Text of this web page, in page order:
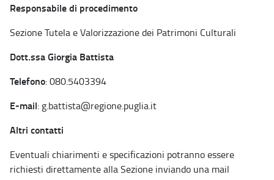
Responsabile di procedimento
Sezione Tutela e Valorizzazione dei Patrimoni Culturali
Dott.ssa Giorgia Battista
Telefono: 080.5403394
E-mail: g.battista@regione.puglia.it
Altri contatti
Eventuali chiarimenti e specificazioni potranno essere
richiesti direttamente alla Sezione inviando una mail